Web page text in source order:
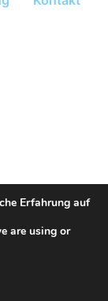
Erfahrung auf
are using or